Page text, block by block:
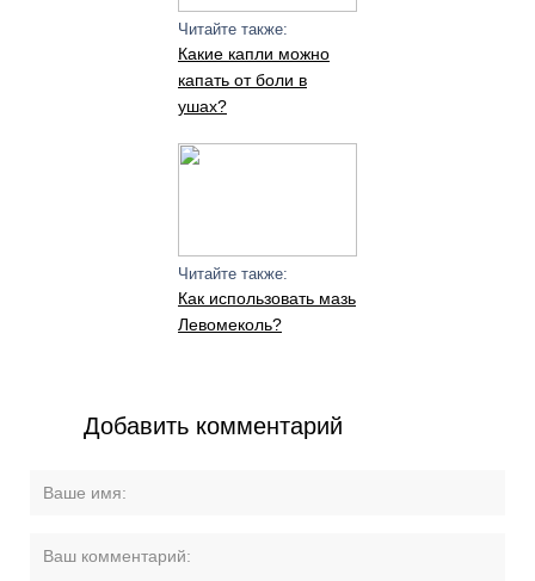
Читайте также:
Какие капли можно
капать от боли в
ушах?
Читайте также:
Как использовать мазь
Левомеколь?
Добавить комментарий